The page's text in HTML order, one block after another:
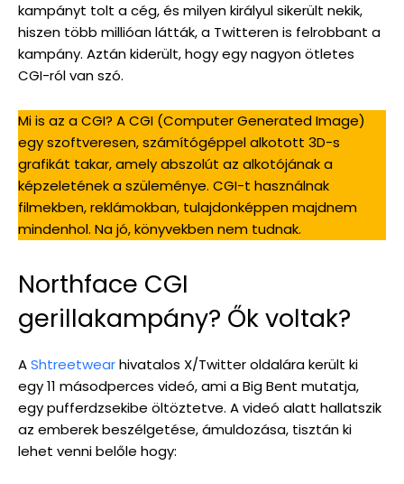
kampányt tolt a cég, és milyen királyul sikerült nekik,
hiszen több millióan látták, a Twitteren is felrobbant a
kampány. Aztán kiderült, hogy egy nagyon ötletes
CGI-ról van szó.
Mi is az a CGI? A CGI (Computer Generated Image)
egy szoftveresen, számítógéppel alkotott 3D-s
grafikát takar, amely abszolút az alkotójának a
képzeletének a szüleménye. CGI-t használnak
filmekben, reklámokban, tulajdonképpen majdnem
mindenhol. Na jó, könyvekben nem tudnak.
Northface CGI
gerillakampány? Ők voltak?
AShtreetwearhivatalos X/Twitter oldalára került ki
egy 11 másodperces videó, ami a Big Bent mutatja,
egy pufferdzsekibe öltöztetve. A videó alatt hallatszik
az emberek beszélgetése, ámuldozása, tisztán ki
lehet venni belőle hogy: